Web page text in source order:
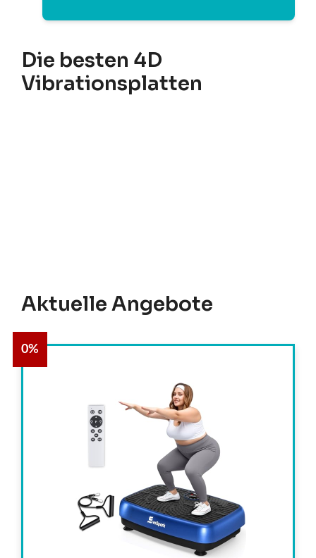
Die besten 4D
Vibrationsplatten
Aktuelle Angebote
0%